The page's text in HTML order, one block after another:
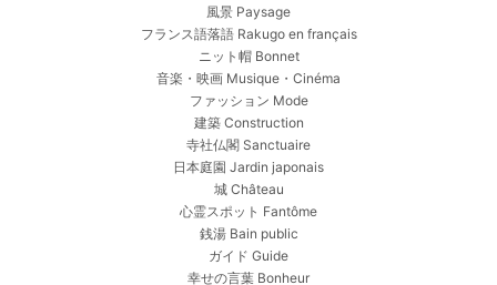
風景 Paysage
フランス語落語 Rakugo en français
ニット帽 Bonnet
音楽・映画 Musique・Cinéma
ファッション Mode
建築 Construction
寺社仏閣 Sanctuaire
日本庭園 Jardin japonais
城 Château
心霊スポット Fantôme
銭湯 Bain public
ガイド Guide
幸せの言葉 Bonheur